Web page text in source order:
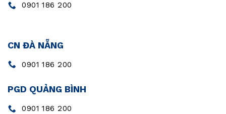
0901 186 200
CN ĐÀ NẴNG
0901 186 200
PGD QUẢNG BÌNH
0901 186 200